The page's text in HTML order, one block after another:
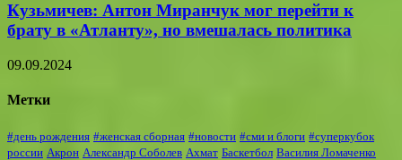
Кузьмичев: Антон Миранчук мог перейти к
брату в «Атланту», но вмешалась политика
09.09.2024
Метки
#день рождения #женская сборная #новости #сми и блоги #суперкубок
россии Акрон Александр Соболев Ахмат Баскетбол Василия Ломаченко